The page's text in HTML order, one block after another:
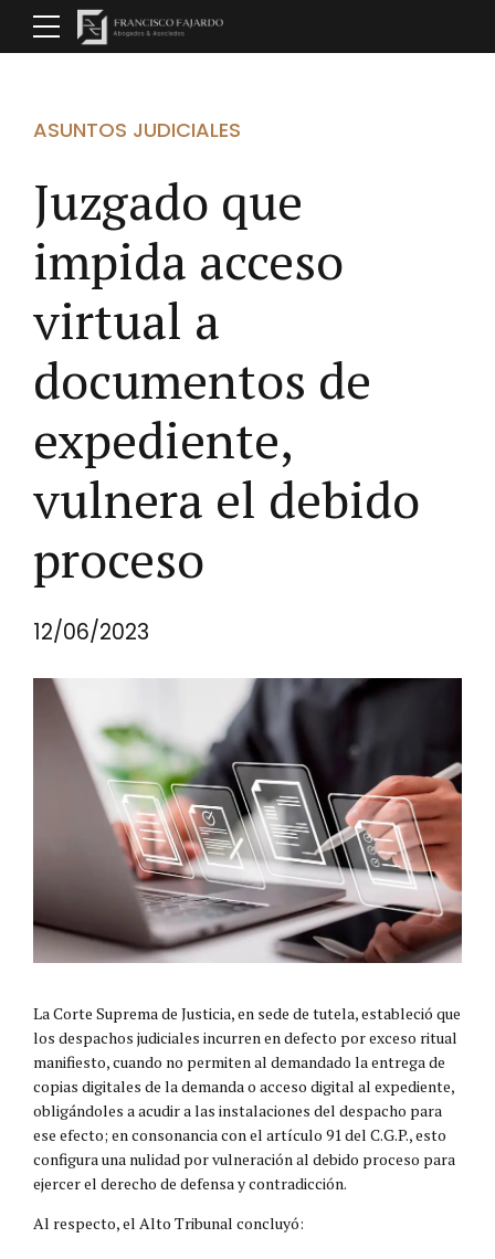
ASUNTOS JUDICIALES
Juzgado que
impida acceso
virtual a
documentos de
expediente,
vulnera el debido
proceso
12/06/2023
La Corte Suprema de Justicia, en sede de tutela, estableció que
los despachos judiciales incurren en defecto por exceso ritual
manifiesto, cuando no permiten al demandado la entrega de
copias digitales de la demanda o acceso digital al expediente,
obligándoles a acudir a las instalaciones del despacho para
ese efecto; en consonancia con el artículo 91 del C.G.P., esto
configura una nulidad por vulneración al debido proceso para
ejercer el derecho de defensa y contradicción.
Al respecto, el Alto Tribunal concluyó: